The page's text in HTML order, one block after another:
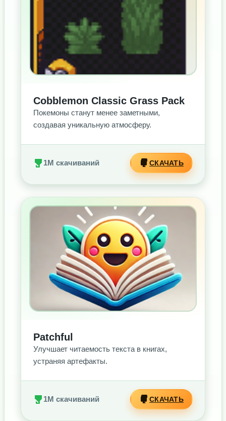
Cobblemon Classic Grass Pack
Покемоны станут менее заметными,
создавая уникальную атмосферу.
1M скачиваний СКАЧАТЬ
БЕЗ РЕКЛАМЫ
Patchful
Улучшает читаемость текста в книгах,
устраняя артефакты.
1M скачиваний СКАЧАТЬ